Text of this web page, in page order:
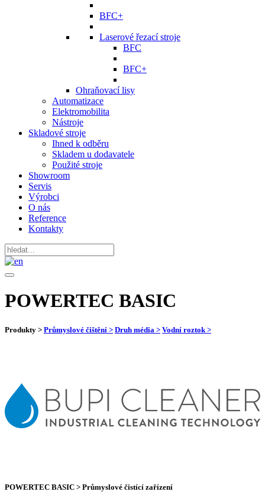
BFC+
Laserové řezací stroje
BFC
BFC+
Ohraňovací lisy
Automatizace
Elektromobilita
Nástroje
Skladové stroje
Ihned k odběru
Skladem u dodavatele
Použité stroje
Showroom
Servis
Výrobci
O nás
Reference
Kontakty
POWERTEC BASIC
Produkty > Průmyslové čištění > Druh média > Vodní roztok >
POWERTEC BASIC > Průmyslové čistící zařízení